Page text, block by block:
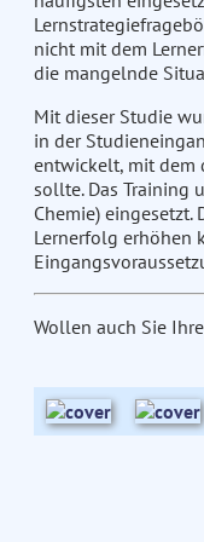
nicht mit dem
die mangelnde
Mit dieser Studie
in der
entwickelt, mit dem
sollte. Das Training
Chemie)
Lernerfolg erhöhen
Wollen auch Sie Ihre